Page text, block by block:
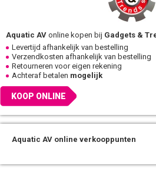
Aquatic AV online kopen bij Gadgets &
Levertijd afhankelijk van bestelling
Verzendkosten afhankelijk van bestelling
Retourneren voor eigen rekening
Achteraf betalen mogelijk
KOOP ONLINE
Aquatic AV online verkooppunten